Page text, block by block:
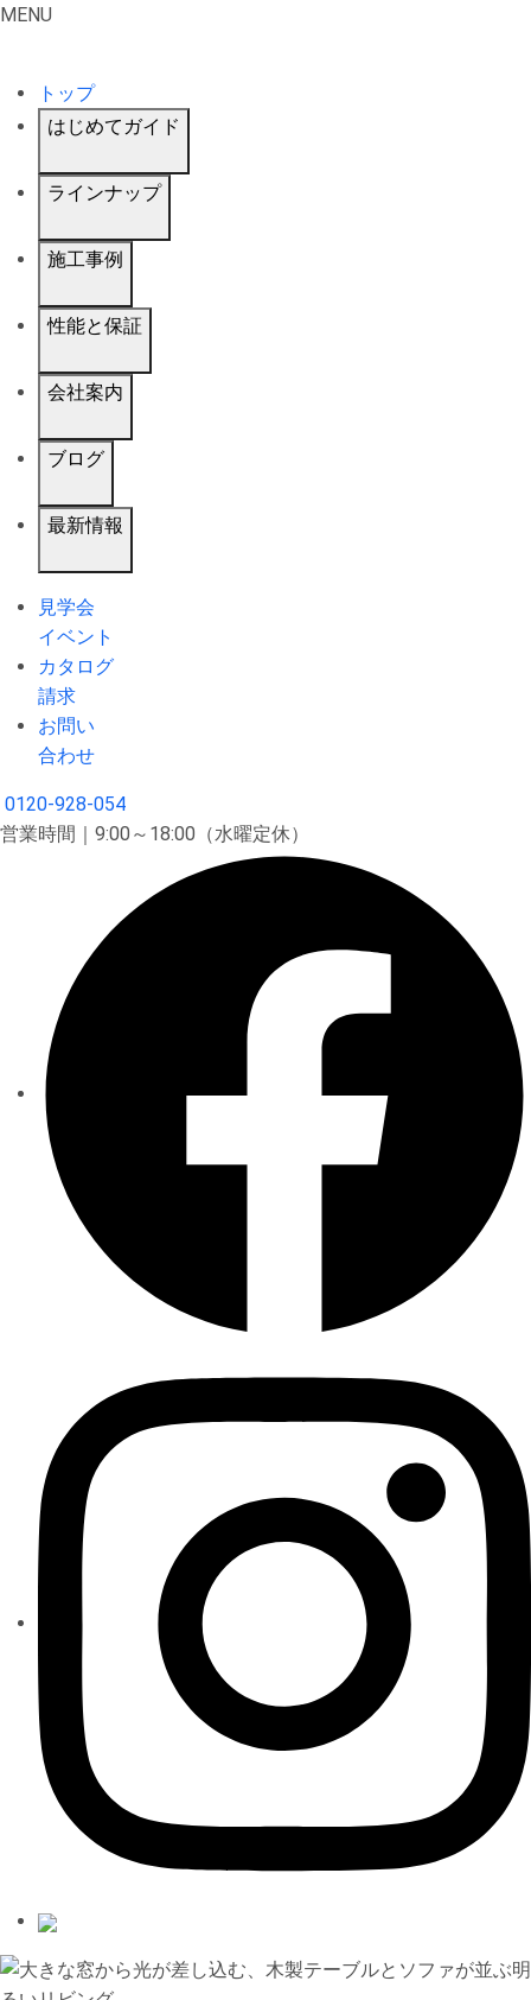
MENU
トップ
はじめてガイド
ラインナップ
施工事例
性能と保証
会社案内
ブログ
最新情報
見学会
イベント
カタログ
請求
お問い
合わせ
0120-928-054
営業時間｜9:00～18:00（水曜定休）